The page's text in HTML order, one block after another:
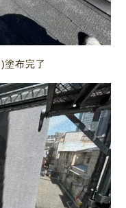
塗布完了